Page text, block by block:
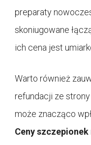
preparaty
skoniugowane
ich cena jest
Warto również
refundacji ze
może znacząco
Ceny szczepionek